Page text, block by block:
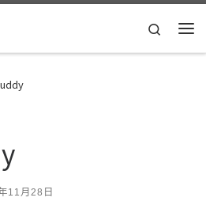
Search
11月28日